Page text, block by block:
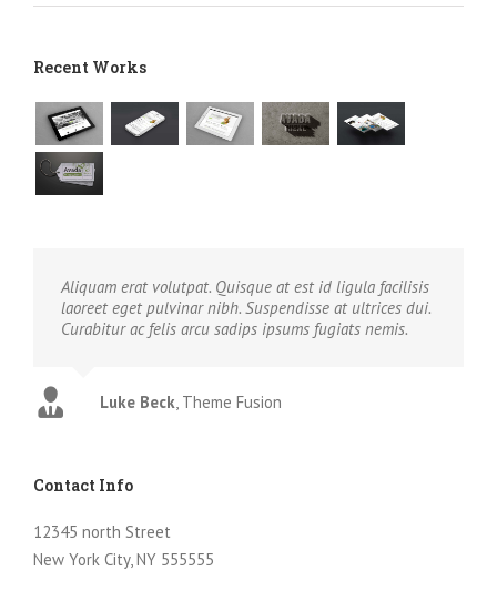
Recent Works
Aliquam erat volutpat. Quisque at est id ligula facilisis
laoreet eget pulvinar nibh. Suspendisse at ultrices dui.
Curabitur ac felis arcu sadips ipsums fugiats nemis.
Luke Beck, Theme Fusion
Contact Info
12345 north Street
New York City, NY 555555